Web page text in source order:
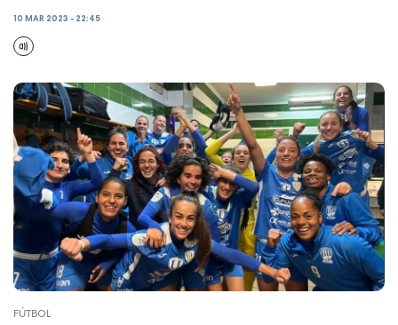
10 MAR 2023 - 22:45
FÚTBOL